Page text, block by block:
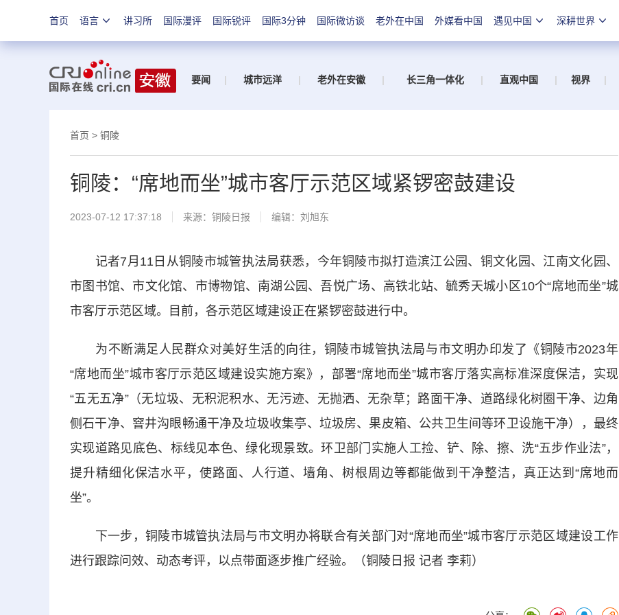
首页 语言 讲习所 国际漫评 国际锐评 国际3分钟 国际微访谈 老外在中国 外媒看中国 遇见中国 深耕世界
要闻 | 城市远洋 | 老外在安徽 | 长三角一体化 | 直观中国 | 视界 |
首页 > 铜陵
铜陵：“席地而坐”城市客厅示范区域紧锣密鼓建设
2023-07-12 17:37:18 来源： 铜陵日报 编辑：刘旭东
记者7月11日从铜陵市城管执法局获悉，今年铜陵市拟打造滨江公园、铜文化园、江南文化园、
市图书馆、市文化馆、市博物馆、南湖公园、吾悦广场、高铁北站、毓秀天城小区10个“席地而坐”城
市客厅示范区域。目前，各示范区域建设正在紧锣密鼓进行中。
为不断满足人民群众对美好生活的向往，铜陵市城管执法局与市文明办印发了《铜陵市2023年
“席地而坐”城市客厅示范区域建设实施方案》，部署“席地而坐”城市客厅落实高标准深度保洁，实现
“五无五净”（无垃圾、无积泥积水、无污迹、无抛洒、无杂草；路面干净、道路绿化树圈干净、边角
侧石干净、窨井沟眼畅通干净及垃圾收集亭、垃圾房、果皮箱、公共卫生间等环卫设施干净），最终
实现道路见底色、标线见本色、绿化现景致。环卫部门实施人工捡、铲、除、擦、洗“五步作业法”，
提升精细化保洁水平，使路面、人行道、墙角、树根周边等都能做到干净整洁，真正达到“席地而
坐”。
下一步，铜陵市城管执法局与市文明办将联合有关部门对“席地而坐”城市客厅示范区域建设工作
进行跟踪问效、动态考评，以点带面逐步推广经验。（铜陵日报 记者 李莉）